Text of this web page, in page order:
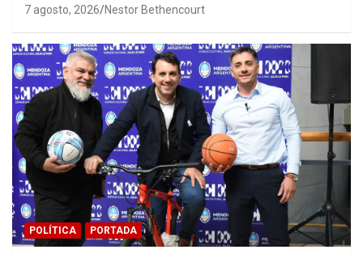
7 agosto, 2026 Nestor Bethencourt
POLÍTICA PORTADA